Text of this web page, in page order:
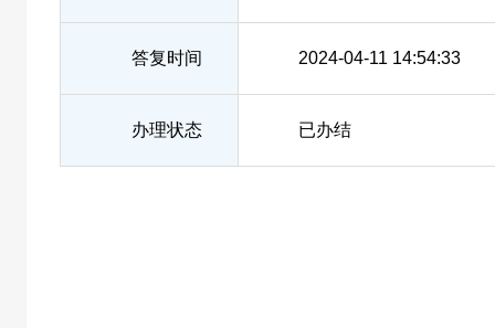
答复时间 2024-04-11 14:54:33
办理状态 已办结